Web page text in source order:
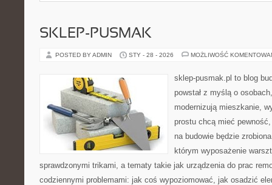
SKLEP-PUSMAK
POSTED BY ADMIN STY - 28 - 2026 MOŻLIWOŚĆ
sklep-pusmak.pl to blog
powstał z myślą o
modernizują mieszkanie,
prostu chcą mieć
na budowie będzie
którym wyposażenie
sprawdzonymi trikami, a tematy takie jak urządzenia do prac
codziennymi problemami: jak coś wypoziomować, jak osadzić